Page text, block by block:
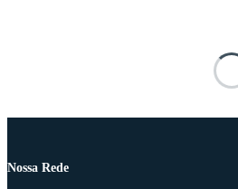
Nossa Rede